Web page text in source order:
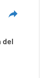
del